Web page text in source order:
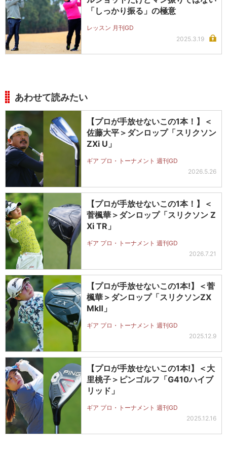
「しっかり振る」の極意
レッスン 月刊GD
2025.3.19
あわせて読みたい
【プロが手放せないこの1本！】＜
佐藤大平＞ダンロップ「スリクソン
ZXi U」
ギア プロ・トーナメント 週刊GD
2026.5.26
【プロが手放せないこの1本！】＜
菅楓華＞ダンロップ「スリクソン Z
Xi TR」
ギア プロ・トーナメント 週刊GD
2026.7.21
【プロが手放せないこの1本!】＜菅
楓華＞ダンロップ「スリクソンZX
MkⅡ」
ギア プロ・トーナメント 週刊GD
2025.12.9
【プロが手放せないこの1本!】＜大
里桃子＞ピンゴルフ「G410ハイブ
リッド」
ギア プロ・トーナメント 週刊GD
2025.12.16